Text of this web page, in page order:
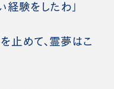
経験をしたわ」
止めて、霊夢はこ